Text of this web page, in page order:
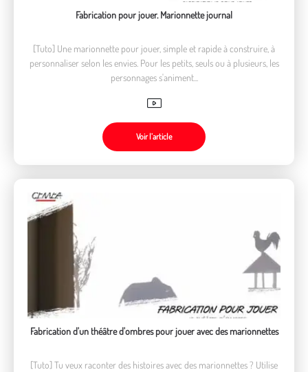
Fabrication pour jouer. Marionnette journal
[Tuto] Une marionnette pour jouer, simple et rapide à construire, à
personnaliser selon les envies. Pour les petits, seuls ou à plusieurs, les
personnages s'animent...
Voir l’article
Fabrication d'un théâtre d'ombres pour jouer avec des marionnettes
[Tuto] Tu veux raconter des histoires avec des marionnettes ? Utilise